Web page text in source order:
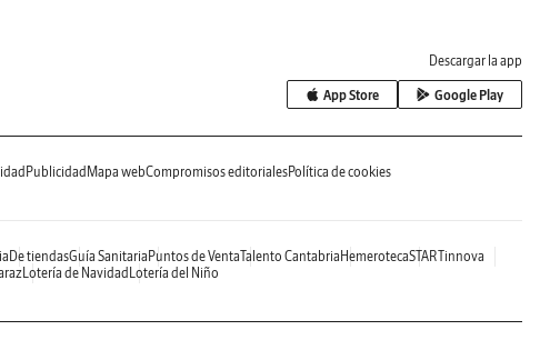
Descargar la app
App Store Google Play
Publicidad Mapa webCompromisos editorialesPolítica de cookies
De tiendasGuía Sanitaria Puntos de VentaTalento Cantabria HemerotecaSTARTinnova
Lotería de Navidad Lotería del Niño